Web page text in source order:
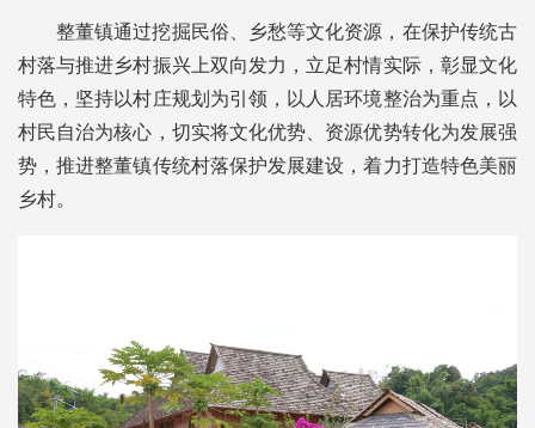
整董镇通过挖掘民俗、乡愁等文化资源，在保护传统古
村落与推进乡村振兴上双向发力，立足村情实际，彰显文化
特色，坚持以村庄规划为引领，以人居环境整治为重点，以
村民自治为核心，切实将文化优势、资源优势转化为发展强
势，推进整董镇传统村落保护发展建设，着力打造特色美丽
乡村。